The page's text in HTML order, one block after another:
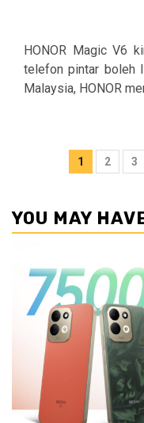
HONOR Magic V6
telefon pintar boleh
Malaysia, HONOR
Posts
1 2 3
YOU MAY